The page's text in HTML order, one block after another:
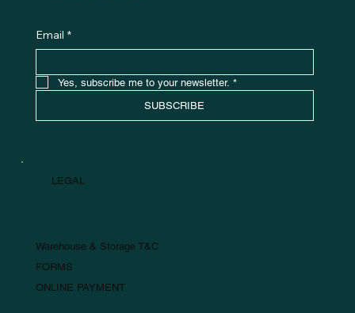
Email *
Yes, subscribe me to your newsletter. *
SUBSCRIBE
LEGAL
Warehouse & Storage T&C
FORMS
ONLINE PAYMENT